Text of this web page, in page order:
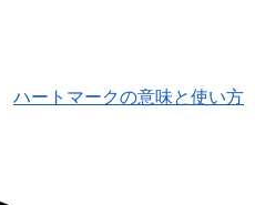
ハートマークの意味と使い方